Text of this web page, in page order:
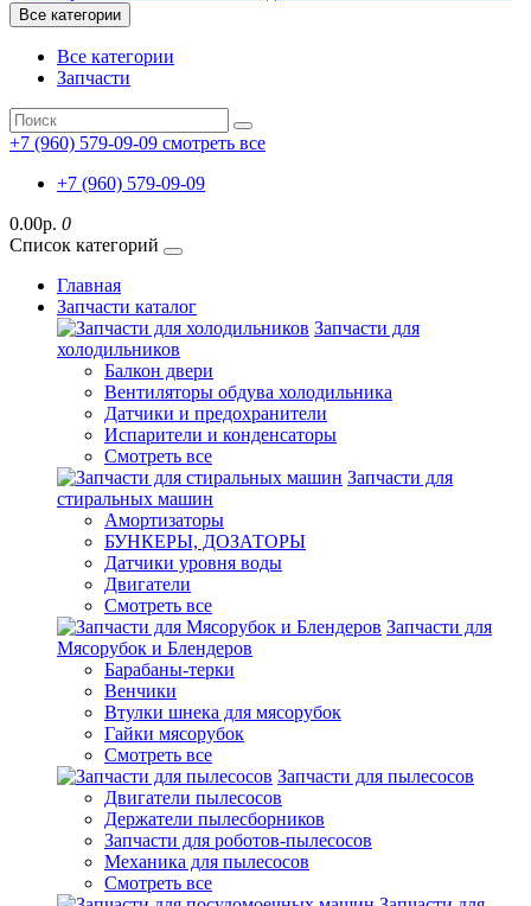
Все категории
Все категории
Запчасти
+7 (960) 579-09-09 смотреть все
+7 (960) 579-09-09
0.00р. 0
Список категорий
Главная
Запчасти каталог
Запчасти для
холодильников
Балкон двери
Вентиляторы обдува холодильника
Датчики и предохранители
Испарители и конденсаторы
Смотреть все
Запчасти для
стиральных машин
Амортизаторы
БУНКЕРЫ, ДОЗАТОРЫ
Датчики уровня воды
Двигатели
Смотреть все
Запчасти для
Мясорубок и Блендеров
Барабаны-терки
Венчики
Втулки шнека для мясорубок
Гайки мясорубок
Смотреть все
Запчасти для пылесосов
Двигатели пылесосов
Держатели пылесборников
Запчасти для роботов-пылесосов
Механика для пылесосов
Смотреть все